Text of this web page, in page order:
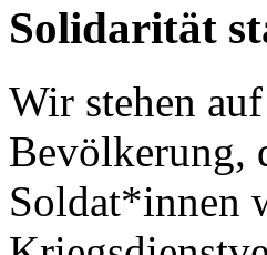
Solidarität
Wir stehen
Bevölkerung,
Soldat*innen